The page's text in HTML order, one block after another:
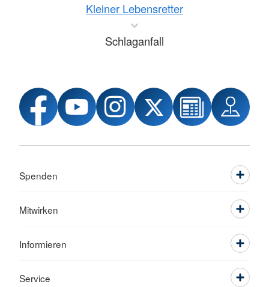
Kleiner Lebensretter
Schlaganfall
Spenden
Mitwirken
Informieren
Service